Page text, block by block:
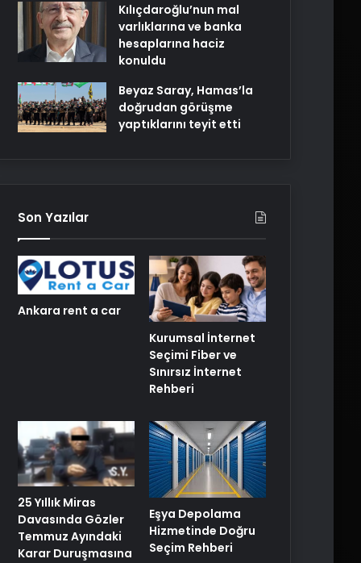
Kılıçdaroğlu’nun mal
varlıklarına ve banka
hesaplarına haciz
konuldu
Beyaz Saray, Hamas’la
doğrudan görüşme
yaptıklarını teyit etti
Son Yazılar
Ankara rent a car
Kurumsal İnternet
Seçimi Fiber ve
Sınırsız İnternet
Rehberi
25 Yıllık Miras
Davasında Gözler
Temmuz Ayındaki
Karar Duruşmasına
Eşya Depolama
Hizmetinde Doğru
Seçim Rehberi